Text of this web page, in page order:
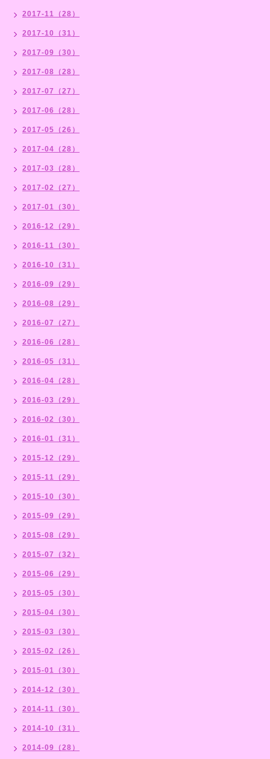
2017-11（28）
2017-10（31）
2017-09（30）
2017-08（28）
2017-07（27）
2017-06（28）
2017-05（26）
2017-04（28）
2017-03（28）
2017-02（27）
2017-01（30）
2016-12（29）
2016-11（30）
2016-10（31）
2016-09（29）
2016-08（29）
2016-07（27）
2016-06（28）
2016-05（31）
2016-04（28）
2016-03（29）
2016-02（30）
2016-01（31）
2015-12（29）
2015-11（29）
2015-10（30）
2015-09（29）
2015-08（29）
2015-07（32）
2015-06（29）
2015-05（30）
2015-04（30）
2015-03（30）
2015-02（26）
2015-01（30）
2014-12（30）
2014-11（30）
2014-10（31）
2014-09（28）